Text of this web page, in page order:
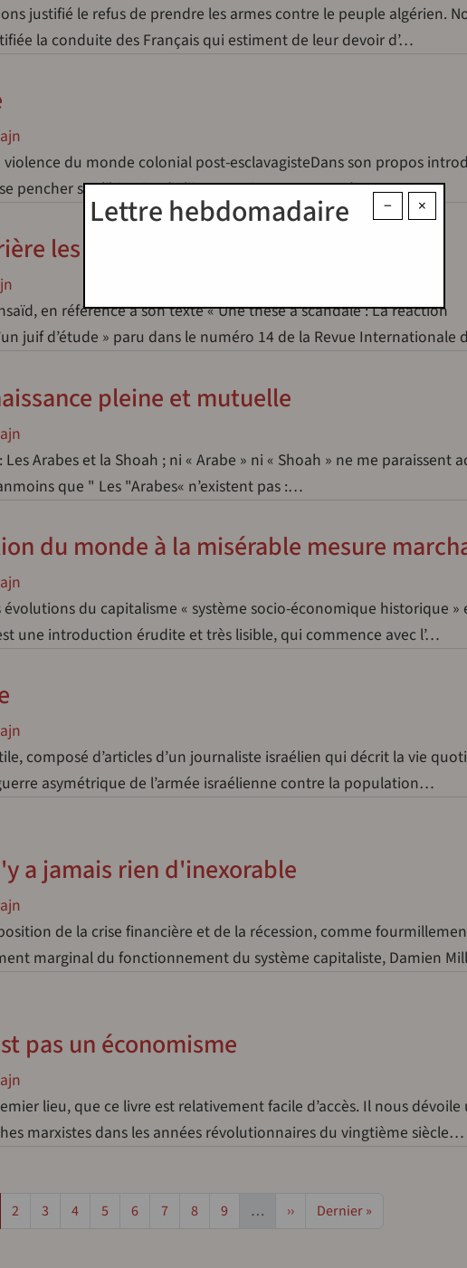
justifié le refus de prendre les armes contre le peuple algérien.
la conduite des Français qui estiment de leur devoir d’…
violence du monde colonial post-esclavagisteDans son propos
pencher sur l’histoire de l’insurrection paysanne de 1870 en…
les mots
en référence à son texte « Une thèse à scandale : La réaction
juif d’étude » paru dans le numéro 14 de la Revue Internationale
pleine et mutuelle
Arabes et la Shoah ; ni « Arabe » ni « Shoah » ne me paraissent
que " Les "Arabes« n’existent pas :…
du monde à la misérable mesure
évolutions du capitalisme « système socio-économique historique »
une introduction érudite et très lisible, qui commence avec l’…
composé d’articles d’un journaliste israélien qui décrit la vie
asymétrique de l’armée israélienne contre la population…
a jamais rien d'inexorable
de la crise financière et de la récession, comme
marginal du fonctionnement du système capitaliste, Damien
pas un économisme
lieu, que ce livre est relativement facile d’accès. Il nous dévoile
marxistes dans les années révolutionnaires du vingtième siècle…
Page
2 Page
3 Page
4 Page
5 Page
6 Page
7 Page
8 Page
9 … Page suivante
›› Dernière page
Dernier »
×
−
Lettre hebdomadaire